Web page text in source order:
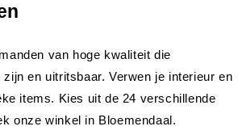
van hoge kwaliteit die
en uitritsbaar. Verwen je interieur en
items. Kies uit de 24 verschillende
onze winkel in Bloemendaal.